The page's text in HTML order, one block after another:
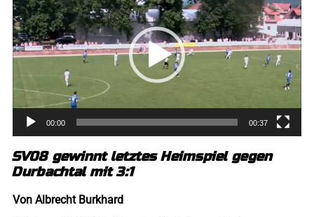
00:00 00:37
SV08 gewinnt letztes Heimspiel gegen
Durbachtal mit 3:1
Von Albrecht Burkhard